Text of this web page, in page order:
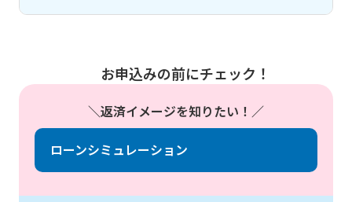
ドなど、顔写真付きの本人確認書類）
現在残高を確認できる書類（返済予定表、残高
証明書など）
直近6か月間の返済状況が確認できる書類（返
済用通帳など）
お申込みの前にチェック！
返済イメージを知りたい！
ローンシミュレーション